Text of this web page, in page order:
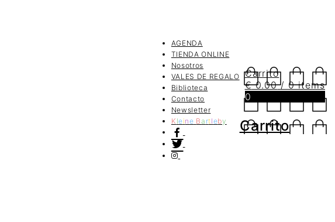
AGENDA
TIENDA ONLINE
Nosotros
VALES DE REGALO
Biblioteca
Contacto
Newsletter
K leine Ba rtleby
Carrito
€0.00 / 0 items
0
Carrito